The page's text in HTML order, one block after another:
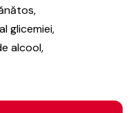
glicemiei,
alcool,